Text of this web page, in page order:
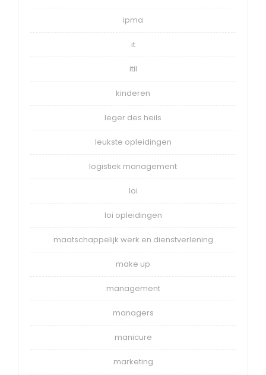
ipma
it
itil
kinderen
leger des heils
leukste opleidingen
logistiek management
loi
loi opleidingen
maatschappelijk werk en dienstverlening
make up
management
managers
manicure
marketing